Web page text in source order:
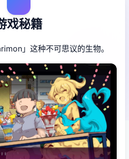
戏秘籍
」这种不可思议的生物。